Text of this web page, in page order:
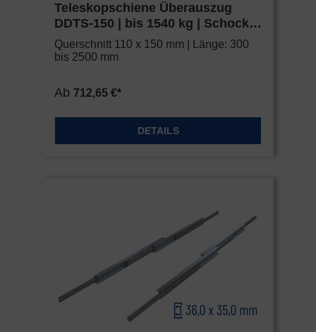
Teleskopschiene Überauszug
DDTS-150 | bis 1540 kg | Schock
Metall HEAVY
Querschnitt 110 x 150 mm | Länge: 300
bis 2500 mm
Ab 712,65 €*
DETAILS